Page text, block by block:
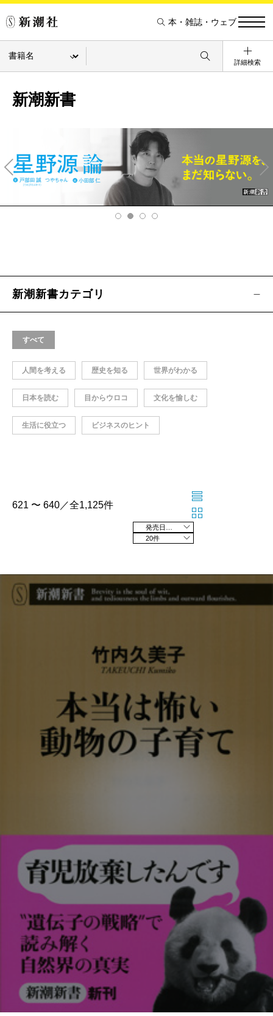
本・雑誌・ウェブ
詳細検索
新潮新書
v
Ne
xt
新潮新書カテゴリ
すべて
人間を考える 歴史を知る 世界がわかる
日本を読む 目からウロコ 文化を愉しむ
生活に役立つ ビジネスのヒント
621 〜 640／全1,125件
20件